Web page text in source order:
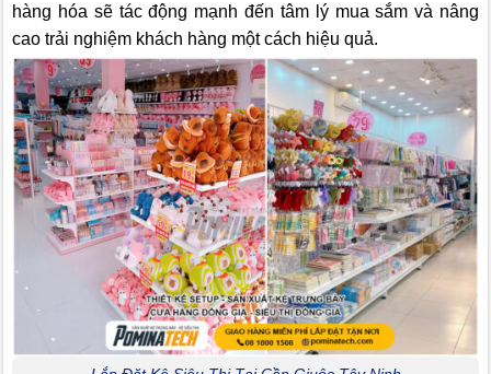
hàng hóa sẽ tác động mạnh đến tâm lý mua sắm và nâng
cao trải nghiệm khách hàng một cách hiệu quả.